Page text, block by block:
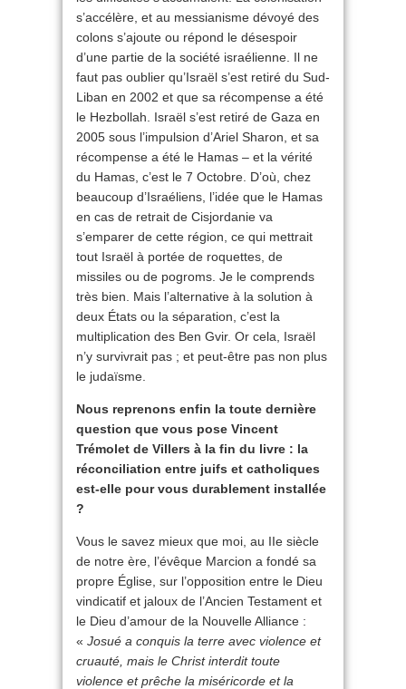
s’accélère, et au messianisme dévoyé des
colons s’ajoute ou répond le désespoir
d’une partie de la société israélienne. Il ne
faut pas oublier qu’Israël s’est retiré du Sud-
Liban en 2002 et que sa récompense a été
le Hezbollah. Israël s’est retiré de Gaza en
2005 sous l’impulsion d’Ariel Sharon, et sa
récompense a été le Hamas – et la vérité
du Hamas, c’est le 7 Octobre. D’où, chez
beaucoup d’Israéliens, l’idée que le Hamas
en cas de retrait de Cisjordanie va
s’emparer de cette région, ce qui mettrait
tout Israël à portée de roquettes, de
missiles ou de pogroms. Je le comprends
très bien. Mais l’alternative à la solution à
deux États ou la séparation, c’est la
multiplication des Ben Gvir. Or cela, Israël
n’y survivrait pas ; et peut-être pas non plus
le judaïsme.
Nous reprenons enfin la toute dernière
question que vous pose Vincent
Trémolet de Villers à la fin du livre : la
réconciliation entre juifs et catholiques
est-elle pour vous durablement installée
?
Vous le savez mieux que moi, au IIe siècle
de notre ère, l’évêque Marcion a fondé sa
propre Église, sur l’opposition entre le Dieu
vindicatif et jaloux de l’Ancien Testament et
le Dieu d’amour de la Nouvelle Alliance :
« Josué a conquis la terre avec violence et
cruauté, mais le Christ interdit toute
violence et prêche la miséricorde et la